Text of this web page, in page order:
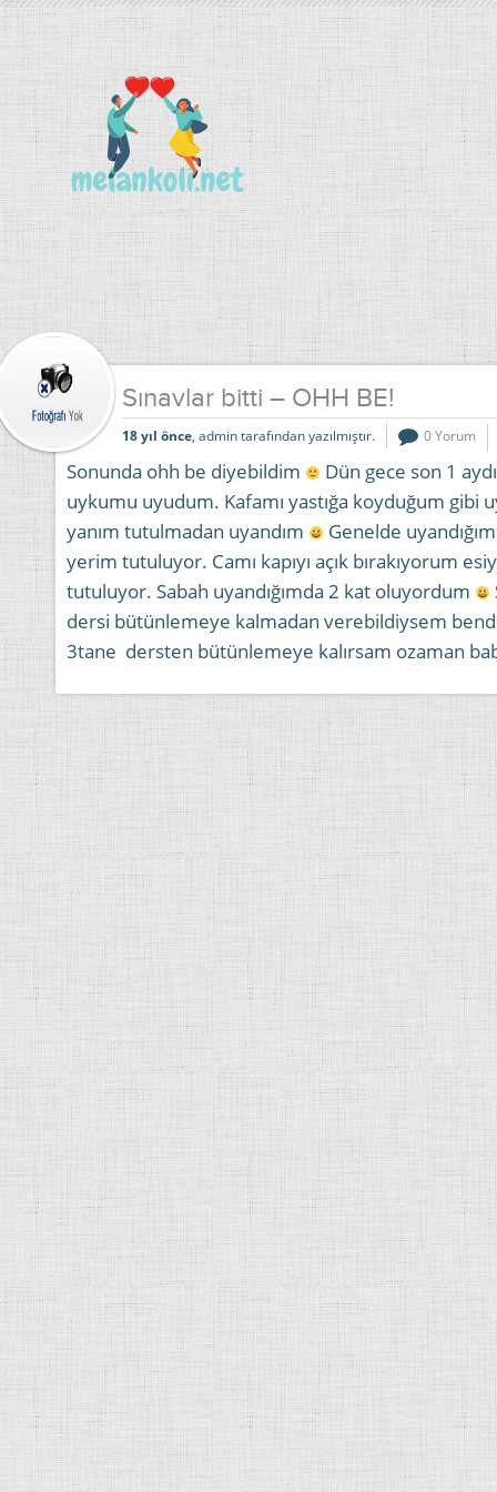
Sınavlar bitti – OHH BE!
18 yıl önce, admin tarafından yazılmıştır. 0 Yorum
Sonunda ohh be diyebildim
Dün gece son 1
uykumu uyudum. Kafamı yastığa koyduğum gibi
yanım tutulmadan uyandım
Genelde
yerim tutuluyor. Camı kapıyı açık bırakıyorum
tutuluyor. Sabah uyandığımda 2 kat oluyordum
dersi bütünlemeye kalmadan verebildiysem
3tane dersten bütünlemeye kalırsam ozaman